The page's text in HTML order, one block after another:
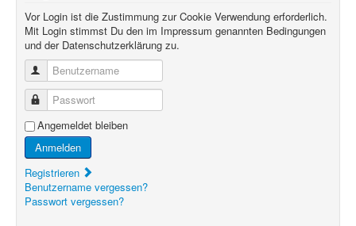
Vor Login ist die Zustimmung zur Cookie Verwendung erforderlich.
Mit Login stimmst Du den im Impressum genannten Bedingungen
und der Datenschutzerklärung zu.
Benutzername
Passwort
Angemeldet bleiben
Anmelden
Registrieren
Benutzername vergessen?
Passwort vergessen?